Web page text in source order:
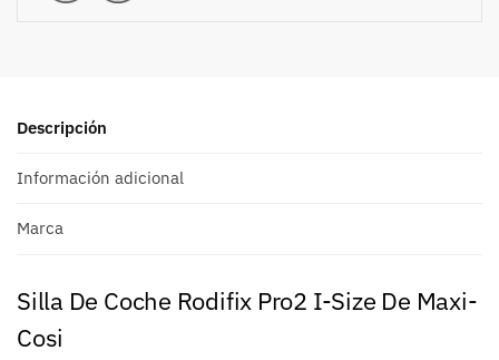
Descripción
Información adicional
Marca
Silla De Coche Rodifix Pro2 I-Size De Maxi-
Cosi